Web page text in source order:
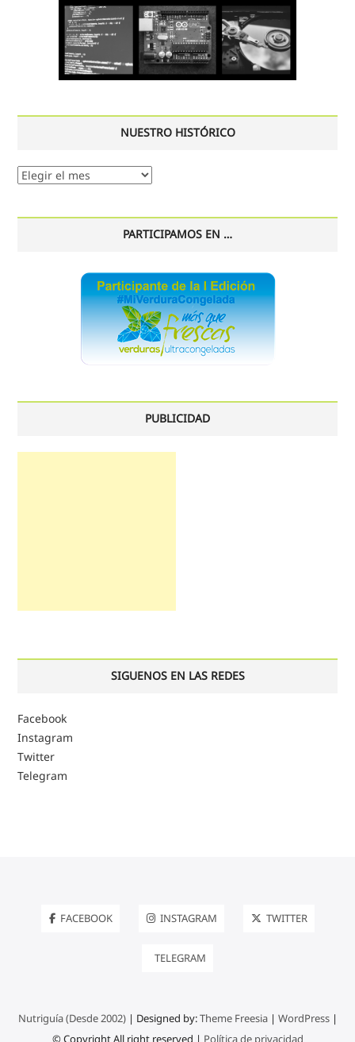
NUESTRO HISTÓRICO
Nuestro
PARTICIPAMOS EN …
PUBLICIDAD
SIGUENOS EN LAS REDES
Facebook
Instagram
Twitter
Telegram
FACEBOOK INSTAGRAM TWITTER
TELEGRAM
Nutriguía (Desde 2002)| Designed by:Theme Freesia| WordPress|
© Copyright All right reserved | Política de privacidad